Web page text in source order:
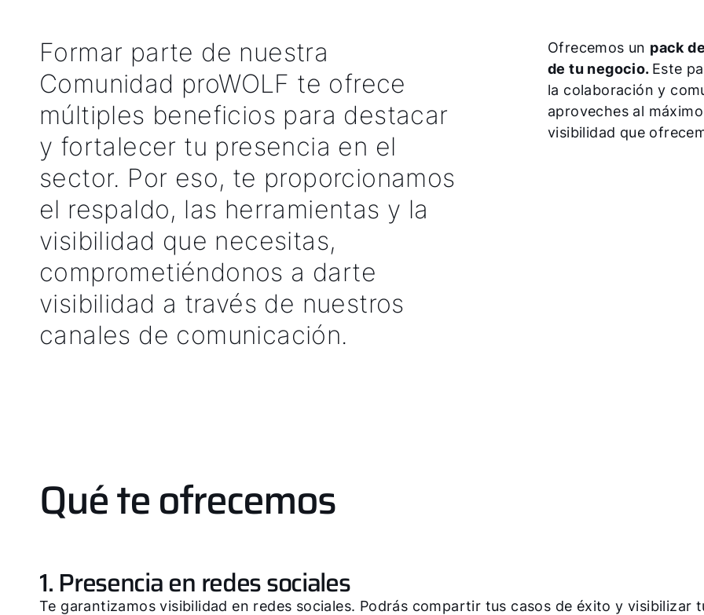
Formar parte de nuestra
Comunidad proWOLF te ofrece
múltiples beneficios para destacar
y fortalecer tu presencia en el
sector. Por eso, te proporcionamos
el respaldo, las herramientas y la
visibilidad que necesitas,
comprometiéndonos a darte
visibilidad a través de nuestros
canales de comunicación.
Ofrecemos un pack
de tu negocio. Este
la colaboración y
aproveches al
visibilidad que
Qué te ofrecemos
1. Presencia en redes sociales
Te garantizamos visibilidad en redes sociales. Podrás compartir tus casos de éxito y visibilizar